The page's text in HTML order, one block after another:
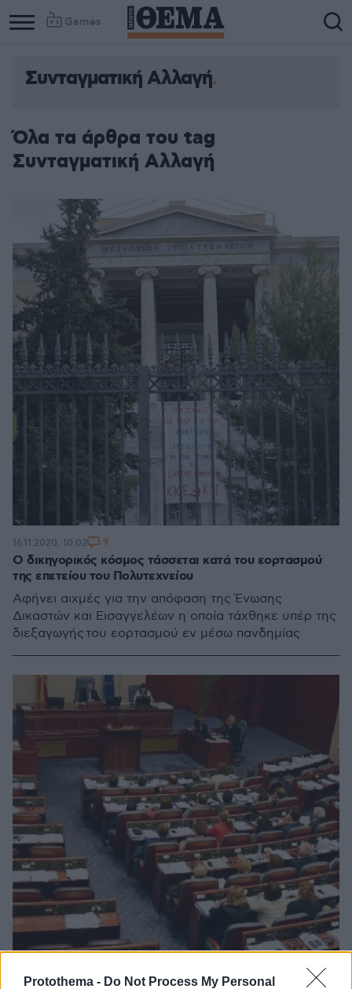
Protothema - Do Not Process My Personal
Games
Συνταγματική Αλλαγή
Όλα τα άρθρα του tag
Συνταγματική Αλλαγή
Ο δικηγορικός κόσμος τάσσεται κατά του εορτασμού
της επετείου του Πολυτεχνείου
Aφήνει αιχμές για την απόφαση της Ένωσης
Δικαστών και Εισαγγελέων η οποία τάχθηκε υπέρ της
διεξαγωγής του εορτασμού εν μέσω πανδημίας
16.11.2020, 10:02 9